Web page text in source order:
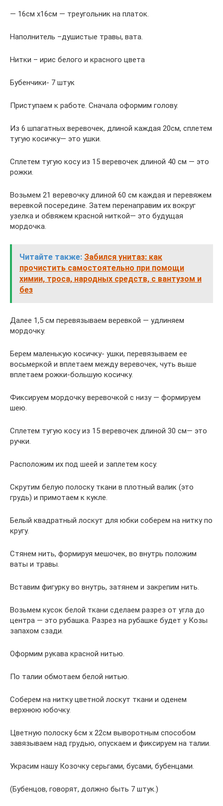
— 16см х16см — треугольник на платок.
Наполнитель –душистые травы, вата.
Нитки – ирис белого и красного цвета
Бубенчики- 7 штук
Приступаем к работе. Сначала оформим голову.
Из 6 шпагатных веревочек, длиной каждая 20см, сплетем
тугую косичку— это ушки.
Сплетем тугую косу из 15 веревочек длиной 40 см — это
рожки.
Возьмем 21 веревочку длиной 60 см каждая и перевяжем
веревкой посередине. Затем перенаправим их вокруг
узелка и обвяжем красной ниткой— это будущая
мордочка.
Читайте также: Забился унитаз: как
прочистить самостоятельно при помощи
химии, троса, народных средств, с вантузом и
без
Далее 1,5 см перевязываем веревкой — удлиняем
мордочку.
Берем маленькую косичку- ушки, перевязываем ее
восьмеркой и вплетаем между веревочек, чуть выше
вплетаем рожки-большую косичку.
Фиксируем мордочку веревочкой с низу — формируем
шею.
Сплетем тугую косу из 15 веревочек длиной 30 см— это
ручки.
Расположим их под шеей и заплетем косу.
Скрутим белую полоску ткани в плотный валик (это
грудь) и примотаем к кукле.
Белый квадратный лоскут для юбки соберем на нитку по
кругу.
Стянем нить, формируя мешочек, во внутрь положим
ваты и травы.
Вставим фигурку во внутрь, затянем и закрепим нить.
Возьмем кусок белой ткани сделаем разрез от угла до
центра — это рубашка. Разрез на рубашке будет у Козы
запахом сзади.
Оформим рукава красной нитью.
По талии обмотаем белой нитью.
Соберем на нитку цветной лоскут ткани и оденем
верхнюю юбочку.
Цветную полоску 6см х 22см выворотным способом
завязываем над грудью, опускаем и фиксируем на талии.
Украсим нашу Козочку серьгами, бусами, бубенцами.
(Бубенцов, говорят, должно быть 7 штук.)